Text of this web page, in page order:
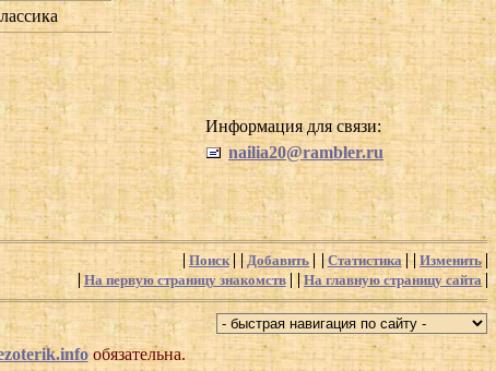
Информация для связи:
nailia20@rambler.ru
Поиск Добавить Статистика
Изменить
На первую страницу знакомств
На главную страницу сайта
обязательна.